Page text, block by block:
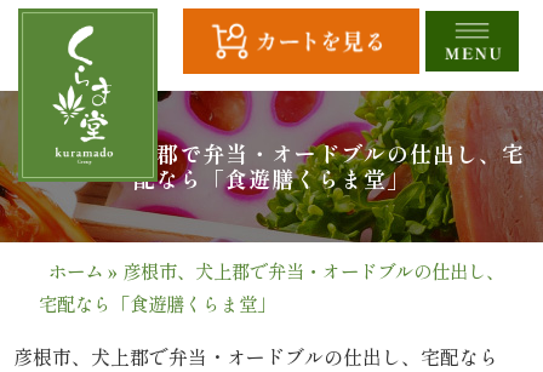
へ
ス
キ
HOME
全
品
一
彦根市、犬上郡で弁当・オードブルの仕出し、宅
配なら「食遊膳くらま堂」
ホーム » 彦根市、犬上郡で弁当・オードブルの仕出し、
宅配なら「食遊膳くらま堂」
彦根市、犬上郡で弁当・オードブルの仕出し、宅配なら